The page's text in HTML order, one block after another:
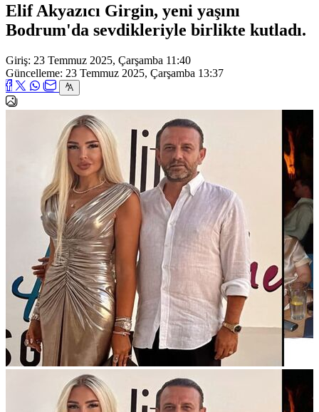
Elif Akyazıcı Girgin, yeni yaşını
Bodrum'da sevdikleriyle birlikte kutladı.
Giriş: 23 Temmuz 2025, Çarşamba 11:40
Güncelleme: 23 Temmuz 2025, Çarşamba 13:37